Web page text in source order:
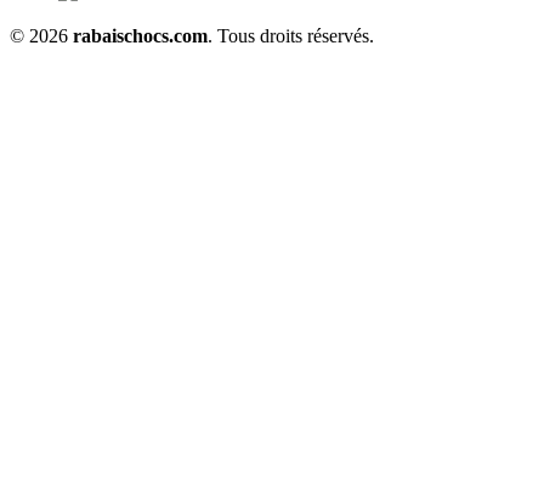
© 2026 rabaischocs.com. Tous droits réservés.